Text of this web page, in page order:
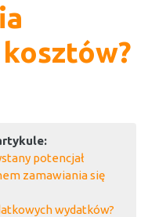
potencjał
zamawiania się
wydatków?